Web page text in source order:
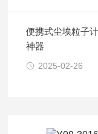
便携式尘埃粒子
神器
2025-02-26